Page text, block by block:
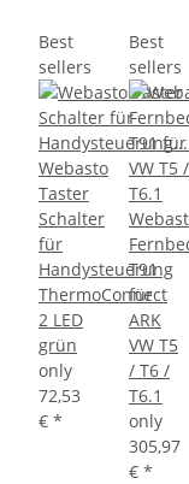
Best
sellers
Webasto
Taster
Schalter
für
Handysteuerung
ThermoConnect
2 LED
grün
only
72,53
€ *
Best
sellers
T91
für
ARK
VW T5
/ T6 /
T6.1
only
305,97
€ *